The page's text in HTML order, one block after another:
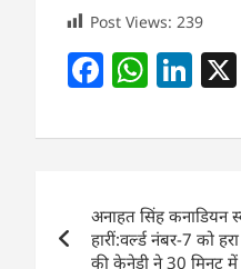
Post Views: 239
F
c
b
o
W
at
A
p
Li
k
dI
n
navigation
अनाहत सिंह
हारीं:वर्ल्ड नंबर-7 को
की केनेडी ने 30 मिनट में